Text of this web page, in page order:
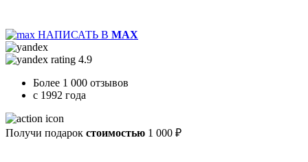
НАПИСАТЬ В MAX
4.9
Более 1 000 отзывов
c 1992 года
Получи подарок стоимостью 1 000 ₽